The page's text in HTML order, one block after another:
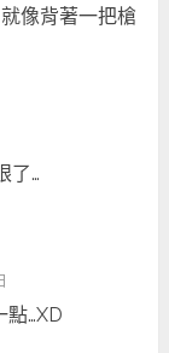
像背著一把槍
了…
點…XD